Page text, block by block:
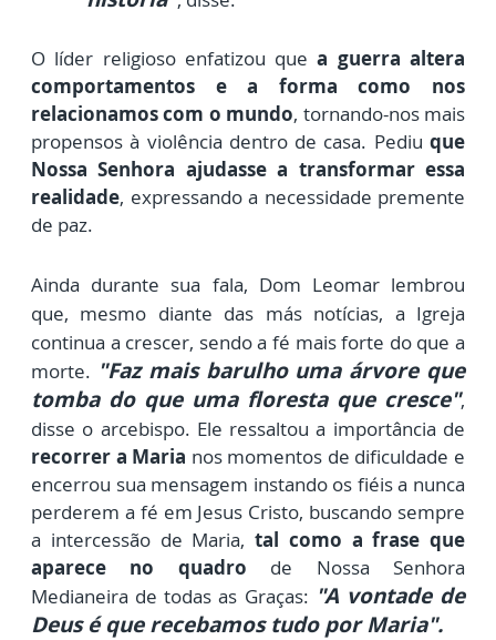
O líder religioso enfatizou quea guerra altera
comportamentos e a forma como nos
relacionamos com o mundo, tornando-nos mais
propensos à violência dentro de casa. Pediu que
Nossa Senhora ajudasse a transformar essa
realidade, expressando a necessidade premente
de paz.
Ainda durante sua fala, Dom Leomar lembrou
que, mesmo diante das más notícias, a Igreja
continua a crescer, sendo a fé mais forte do que a
morte. "Faz mais barulho uma árvore que
tomba do que uma floresta que cresce",
disse o arcebispo. Ele ressaltou a importância de
recorrer a Maria nos momentos de dificuldade e
encerrou sua mensagem instando os fiéis a nunca
perderem a fé em Jesus Cristo, buscando sempre
a intercessão de Maria, tal como a frase que
aparece no quadro de Nossa Senhora
Medianeira de todas as Graças: "A vontade de
Deus é que recebamos tudo por Maria".